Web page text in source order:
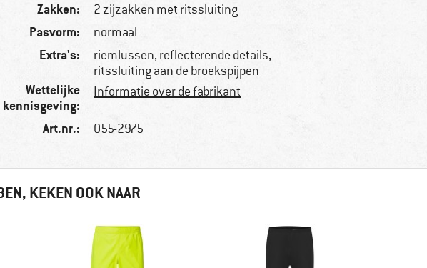
Zakken: 2 zijzakken met ritssluiting
Pasvorm: normaal
Extra's:
riemlussen, reflecterende details,
ritssluiting aan de broekspijpen
Wettelijke
kennisgeving:
Informatie over de fabrikant
Art.nr.: 055-2975
KEKEN OOK NAAR